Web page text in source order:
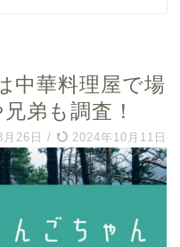
中華料理屋で場
弟も調査！
26日 / 2024年10月11日